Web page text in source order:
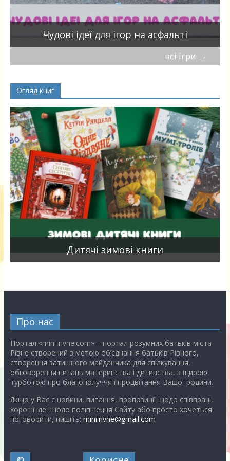
Чудові ідеї для ігор на асфальті
всі ігри →
Огляд книг
Дитячі зимові книги
Про нас
Портал «mini-rivne.com» – портал розумних батьків міста
Рівне створений з метою об’єднання батьків Рівного,
створення затишного майданчика для спілкування,
обговорення питань материнства і дитинства, з щирою
турботою про благополуччя і процвітання Вашої родини.
Якщо у Вас є новини, питання, пропозиції щодо співпраці,
хороші ідеї щодо поліпшення Сайту або просто хочеться
поговорити, пишіть: mini.rivne@gmail.com